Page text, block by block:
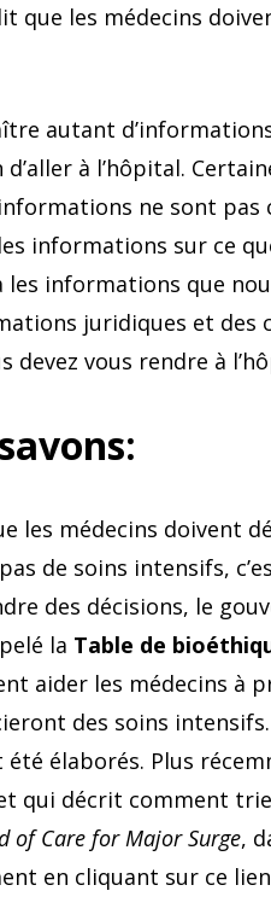
que les médecins
autant
d’aller à l’hôpital.
ne sont pas
informations sur ce
informations que
juridiques et des
devez vous rendre à
les médecins doivent
de soins intensifs,
des décisions, le
la Table de
aider les médecins à
des soins
élaborés. Plus
qui décrit comment
of Care for Major Surge,
en cliquant sur ce